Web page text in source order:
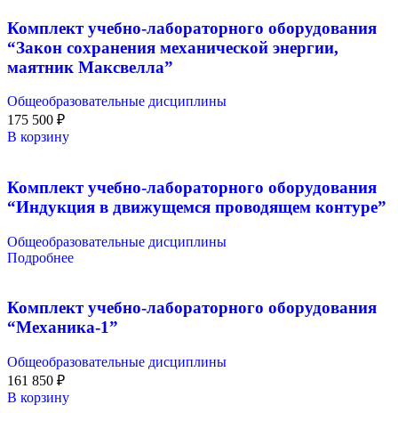
Комплект учебно-лабораторного оборудования
“Закон сохранения механической энергии,
маятник Максвелла”
Общеобразовательные дисциплины
175 500 ₽
В корзину
Комплект учебно-лабораторного оборудования
“Индукция в движущемся проводящем контуре”
Общеобразовательные дисциплины
Подробнее
Комплект учебно-лабораторного оборудования
“Механика-1”
Общеобразовательные дисциплины
161 850 ₽
В корзину